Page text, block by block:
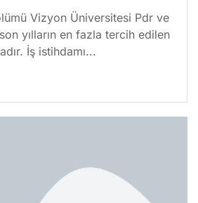
Vizyon Üniversitesi Pdr ve
yılların en fazla tercih edilen
İş istihdamı...